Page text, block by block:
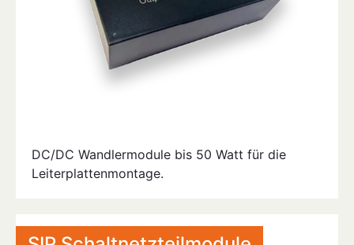
DC/DC Wandlermodule bis 50 Watt für die
Leiterplattenmontage.